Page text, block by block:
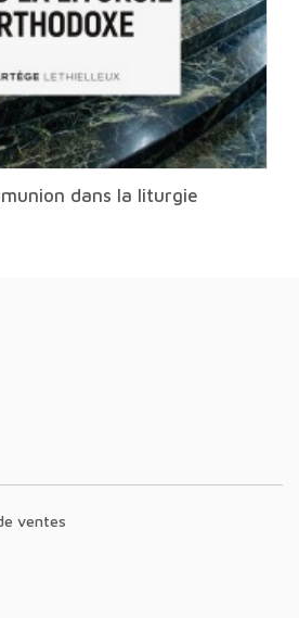
dans la liturgie
ventes